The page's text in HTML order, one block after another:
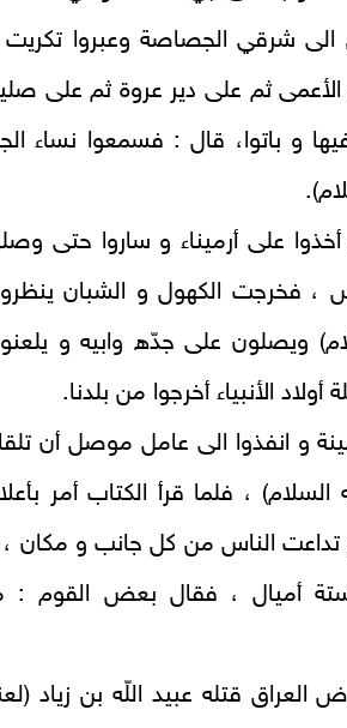
الى شرقي الجصاصة وعبروا
ثم على دير عروة ثم على
و باتوا، قال : فسمعوا نساء
على أرميناء و ساروا حتى
، فخرجت الكهول و الشبان
ويصلون على جدّه وابيه و
الأنبياء أخرجوا من بلدنا.
و انفذوا الى عامل موصل أن
، فلما قرأ الكتاب أمر
تداعت الناس من كل جانب و مكان
أميال ، فقال بعض القوم :
قتله عبيد اللّه بن زياد